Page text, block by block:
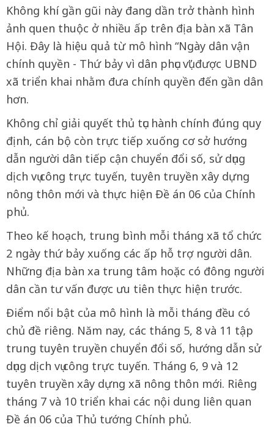
Không khí gần gũi này đang dần trở thành hình
ảnh quen thuộc ở nhiều ấp trên địa bàn xã Tân
Hội. Đây là hiệu quả từ mô hình “Ngày dân vận
chính quyền - Thứ bảy vì dân phục vụ” được UBND
xã triển khai nhằm đưa chính quyền đến gần dân
hơn.
Không chỉ giải quyết thủ tục hành chính đúng quy
định, cán bộ còn trực tiếp xuống cơ sở hướng
dẫn người dân tiếp cận chuyển đổi số, sử dụng
dịch vụ công trực tuyến, tuyên truyền xây dựng
nông thôn mới và thực hiện Đề án 06 của Chính
phủ.
Theo kế hoạch, trung bình mỗi tháng xã tổ chức
2 ngày thứ bảy xuống các ấp hỗ trợ người dân.
Những địa bàn xa trung tâm hoặc có đông người
dân cần tư vấn được ưu tiên thực hiện trước.
Điểm nổi bật của mô hình là mỗi tháng đều có
chủ đề riêng. Năm nay, các tháng 5, 8 và 11 tập
trung tuyên truyền chuyển đổi số, hướng dẫn sử
dụng dịch vụ công trực tuyến. Tháng 6, 9 và 12
tuyên truyền xây dựng xã nông thôn mới. Riêng
tháng 7 và 10 triển khai các nội dung liên quan
Đề án 06 của Thủ tướng Chính phủ.